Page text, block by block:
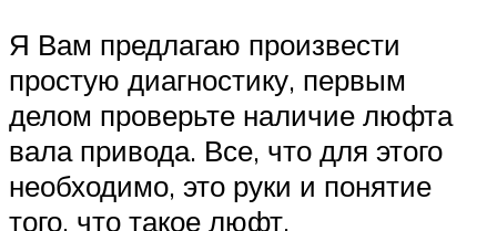
Я Вам предлагаю произвести
простую диагностику, первым
делом проверьте наличие люфта
вала привода. Все, что для этого
необходимо, это руки и понятие
того, что такое люфт.